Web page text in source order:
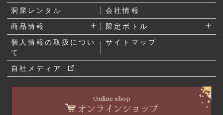
洞窟レンタル 会社情報
商品情報 限定ボトル
個人情報の取扱につい
て
サイトマップ
自社メディア
Online shop
オンラインショップ